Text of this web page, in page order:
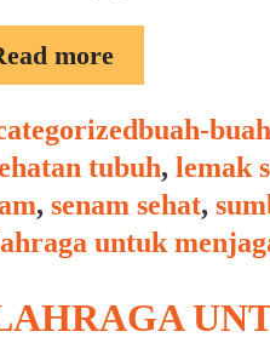
moreMANFAAT
SENAM
Tags
buah-
tubuh, lemak
, senam sehat,